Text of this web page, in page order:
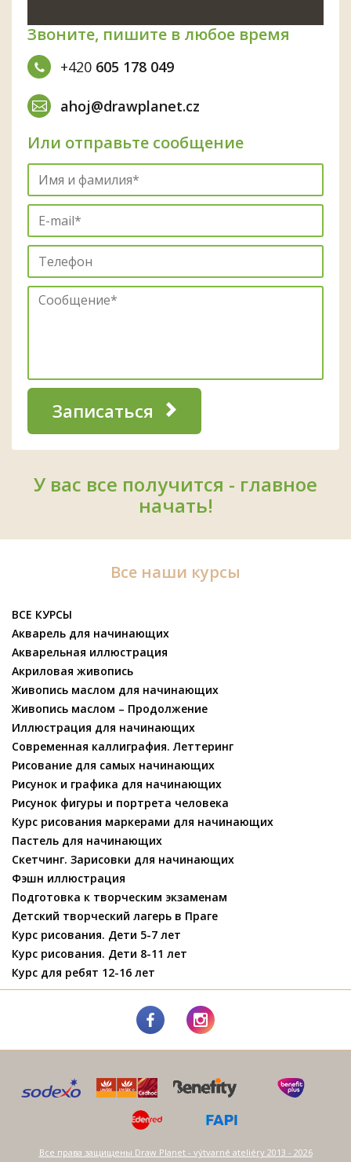
Звоните, пишите в любое время
+420 605 178 049
ahoj@drawplanet.cz
Или отправьте сообщение
Записаться
У вас все получится - главное
начать!
Все наши курсы
ВСЕ КУРСЫ
Акварель для начинающих
Акварельная иллюстрация
Акриловая живопись
Живопись маслом для начинающих
Живопись маслом – Продолжение
Иллюстрация для начинающих
Современная каллиграфия. Леттеринг
Рисование для самых начинающих
Рисунок и графика для начинающих
Рисунок фигуры и портрета человека
Курс рисования маркерами для начинающих
Пастель для начинающих
Скетчинг. Зарисовки для начинающих
Фэшн иллюстрация
Подготовка к творческим экзаменам
Детский творческий лагерь в Праге
Курс рисования. Дети 5-7 лет
Курс рисования. Дети 8-11 лет
Курс для ребят 12-16 лет
Все права защищены Draw Planet - výtvarné ateliéry 2013 - 2026